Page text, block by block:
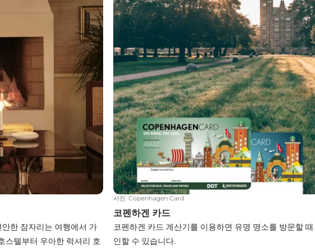
한 잠자리는 여행에서 가
스텔부터 우아한 럭셔리 호
사진: Copenhagen Card
코펜하겐 카드
코펜하겐 카드 계산기를 이용하면 유명 명소를 방문할
인할 수 있습니다.